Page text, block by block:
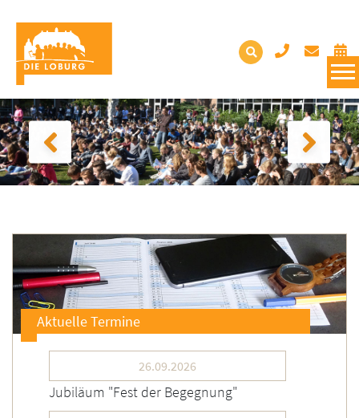
Aktuelle Termine
26.09.2026
Jubiläum "Fest der Begegnung"